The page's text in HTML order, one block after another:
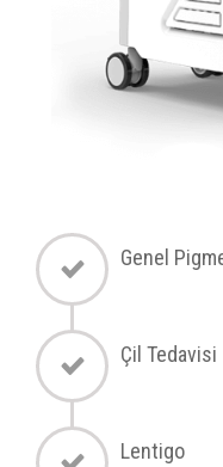
Genel
Çil Tedavisi
Lentigo